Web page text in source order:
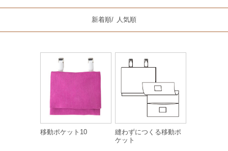
新着順/ 人気順
移動ポケット10
縫わずにつくる移動ポ
ケット